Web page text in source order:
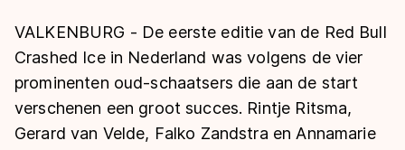
Langebaan
Shorttrack
Inlineskaten
Uitslagen
Langebaan
Shorttrack
Marathon
Tijden & historie
Ranglijsten Langebaan
VALKENBURG - De eerste editie van de Red Bull
Crashed Ice in Nederland was volgens de vier
prominenten oud-schaatsers die aan de start
verschenen een groot succes. Rintje Ritsma,
Gerard van Velde, Falko Zandstra en Annamarie